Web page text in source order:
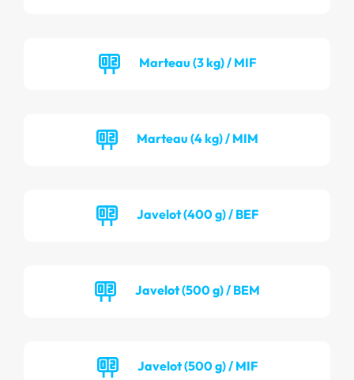
Marteau (3 kg) / MIF
Marteau (4 kg) / MIM
Javelot (400 g) / BEF
Javelot (500 g) / BEM
Javelot (500 g) / MIF